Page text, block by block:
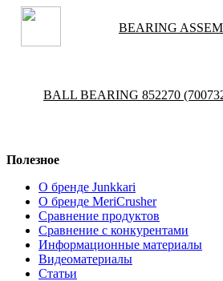
BEARING
BALL BEARING 852270
Полезное
О бренде Junkkari
О бренде MeriCrusher
Сравнение продуктов
Сравнение с конкурентами
Информационные материалы
Видеоматериалы
Статьи